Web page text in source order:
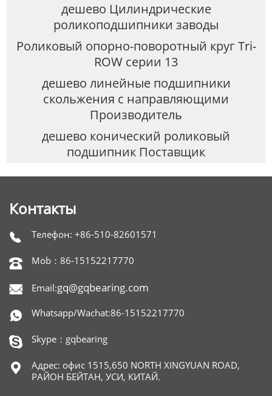
дешево Цилиндрические
роликоподшипники заводы
Роликовый опорно-поворотный круг Tri-
ROW серии 13
дешево линейные подшипники
скольжения с направляющими
Производитель
дешево конический роликовый
подшипник Поставщик
Контакты
 Телефон: +86-510-82601571
 Mob：86-15152217770
 Email:gq@gqbearing.com
 Whatsapp/Wachat:86-15152217770
 Skype：gqbearing

Адрес: офис 1515,650 NORTH XINGYUAN ROAD,
РАЙОН БЕЙТАН, УСИ, КИТАЙ.